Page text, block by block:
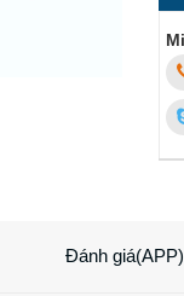
Đánh giá(APP)